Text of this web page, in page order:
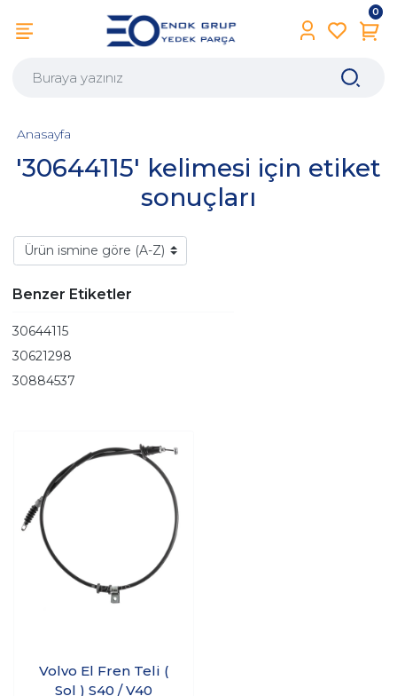
0
'30644115' kelimesi için etiket
sonuçları
Anasayfa
Benzer Etiketler
30644115
30621298
30884537
Volvo El Fren Teli (
Sol ) S40 / V40